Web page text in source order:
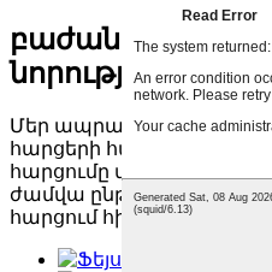
նորություններին
Մեր ապրանքների կամ
հարցերի համար, խնդրում
հարցումը մեզ մոտ, և
ժամվա ընթացքում։
հարցում հիմա